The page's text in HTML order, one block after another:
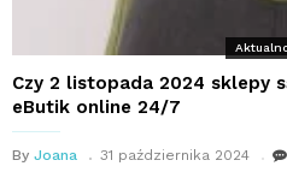
Czy 2 listopada 2024 sklepy
eButik online 24/7
By Joana 31 października 2024